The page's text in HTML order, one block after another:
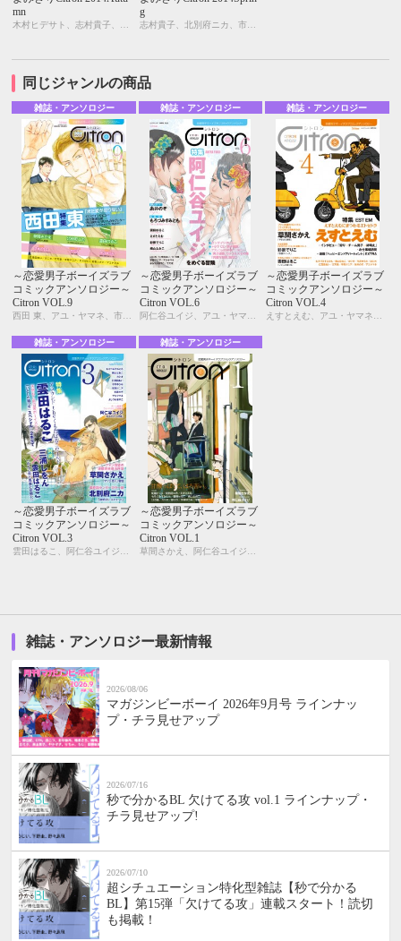
mn
g
志村貴子、北別府ニカ、市川けい、ヤマヲミ、緒和まり、はらだ、やまねむさし、山本アタル、佐東ミヤ、やしこ、モモ花、三角社ぴえ、阪本あき、明本 由、名取いさと
同じジャンルの商品
雑誌・アンソロジー
～恋愛男子ボーイズラブ
コミックアンソロジー～
Citron VOL.9
西田 東、アユ・ヤマネ、市川けい、今井ゆうみ、宇野ジニア、えすとえむ、カシオ、北別府ニカ、草間さかえ、雲田はるこ、汀 万里、名取いさと、仁茂田あい、はにわ
雑誌・アンソロジー
～恋愛男子ボーイズラブ
コミックアンソロジー～
Citron VOL.6
阿仁谷ユイジ、アユ・ヤマネ、糸井のぞ、宇野ジニア、えすとえむ、雲田はるこ、彩景でりこ、汀 万里、仁茂田あい、はにわ、モモ花、桃山なおこ、もろづみすみとも、よしづかまやこ
雑誌・アンソロジー
～恋愛男子ボーイズラブ
コミックアンソロジー～
Citron VOL.4
えすとえむ、アユ・ヤマネ、糸井のぞ、今井ゆうみ、宇野ジニア、カシオ、草間さかえ、雲田はるこ、彩景でりこ、汀 万里、仁茂田あい、はにわ、桃山なおこ、もろづみすみとも
雑誌・アンソロジー
～恋愛男子ボーイズラブ
コミックアンソロジー～
Citron VOL.3
雑誌・アンソロジー
～恋愛男子ボーイズラブ
コミックアンソロジー～
Citron VOL.1
雑誌・アンソロジー最新情報
2026/08/06
マガジンビーボーイ 2026年9月号 ラインナッ
プ・チラ見せアップ
2026/07/16
秒で分かるBL 欠けてる攻 vol.1 ラインナップ・
チラ見せアップ!
2026/07/10
超シチュエーション特化型雑誌【秒で分かる
BL】第15弾「欠けてる攻」連載スタート！読切
も掲載！